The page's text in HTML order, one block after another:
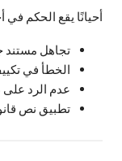
أحيانًا يقع الحكم في
تجاهل
الخطأ في
عدم الرد
تطبيق نص